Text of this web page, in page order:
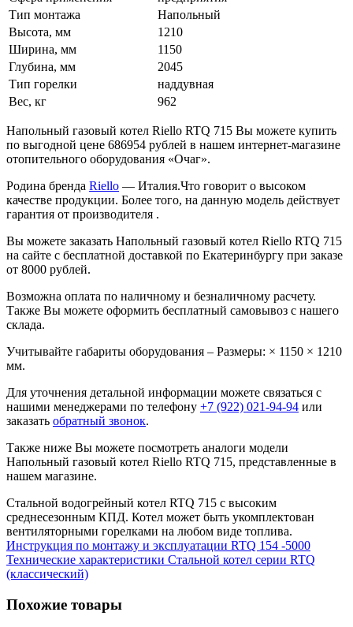
Тип монтажа
Напольный
Высота, мм
1210
Ширина, мм
1150
Глубина, мм
2045
Тип горелки
наддувная
Вес, кг
962
Напольный газовый котел Riello RTQ 715 Вы можете купить
по выгодной цене 686954 рублей в нашем интернет-магазине
отопительного оборудования «Очаг».
Родина бренда Riello — Италия.Что говорит о высоком
качестве продукции. Более того, на данную модель действует
гарантия от производителя .
Вы можете заказать Напольный газовый котел Riello RTQ 715
на сайте с бесплатной доставкой по Екатеринбургу при заказе
от 8000 рублей.
Возможна оплата по наличному и безналичному расчету.
Также Вы можете оформить бесплатный самовывоз с нашего
склада.
Учитывайте габариты оборудования – Размеры: × 1150 × 1210
мм.
Для уточнения детальной информации можете связаться с
нашими менеджерами по телефону +7 (922) 021-94-94 или
заказать обратный звонок.
Также ниже Вы можете посмотреть аналоги модели
Напольный газовый котел Riello RTQ 715, представленные в
нашем магазине.
Стальной водогрейный котел RTQ 715 с высоким
среднесезонным КПД. Котел может быть укомплектован
вентиляторными горелками на любом виде топлива.
Инструкция по монтажу и эксплуатации RTQ 154 -5000
Технические характеристики Стальной котел серии RTQ
(классический)
Похожие товары